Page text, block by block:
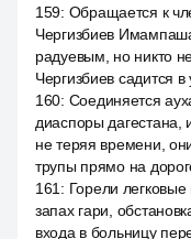
159: Обращается к
Чергизбиев
радуевым, но никто не
Чергизбиев садится
160: Соединяется
диаспоры дагестана,
не теряя времени,
трупы прямо на
161 : Горели
запах гари,
входа в больницу